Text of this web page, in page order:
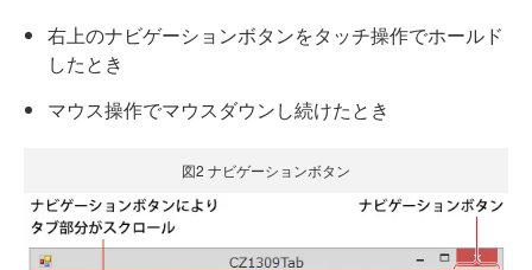
右上のナビゲーションボタンをタッチ操作でホールド
したとき
マウス操作でマウスダウンし続けたとき
図2 ナビゲーションボタン